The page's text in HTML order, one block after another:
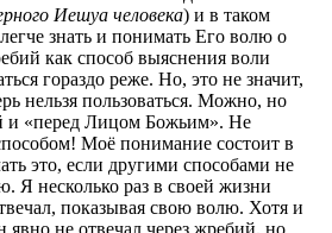
Иешуа человека) и в таком
знать и понимать Его волю о
как способ выяснения воли
гораздо реже. Но, это не значит,
нельзя пользоваться. Можно, но
и «перед Лицом Божьим». Не
Моё понимание состоит в
это, если другими способами не
Я несколько раз в своей жизни
показывая свою волю. Хотя и
не отвечал через жребий, но